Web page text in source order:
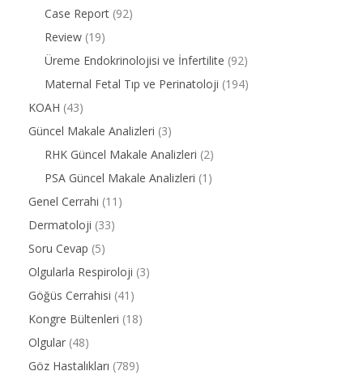
Case Report (92)
Review (19)
Üreme Endokrinolojisi ve İnfertilite (92)
Maternal Fetal Tıp ve Perinatoloji (194)
KOAH (43)
Güncel Makale Analizleri (3)
RHK Güncel Makale Analizleri (2)
PSA Güncel Makale Analizleri (1)
Genel Cerrahi (11)
Dermatoloji (33)
Soru Cevap (5)
Olgularla Respiroloji (3)
Göğüs Cerrahisi (41)
Kongre Bültenleri (18)
Olgular (48)
Göz Hastalıkları (789)